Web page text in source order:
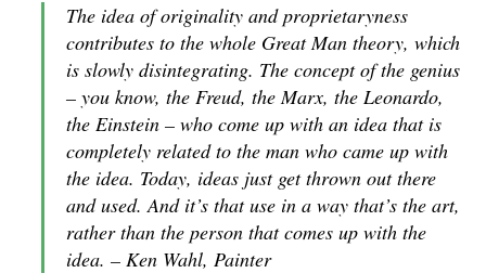
The idea of originality and proprietaryness
contributes to the whole Great Man theory, which
is slowly disintegrating. The concept of the genius
– you know, the Freud, the Marx, the Leonardo,
the Einstein – who come up with an idea that is
completely related to the man who came up with
the idea. Today, ideas just get thrown out there
and used. And it’s that use in a way that’s the art,
rather than the person that comes up with the
idea. – Ken Wahl, Painter